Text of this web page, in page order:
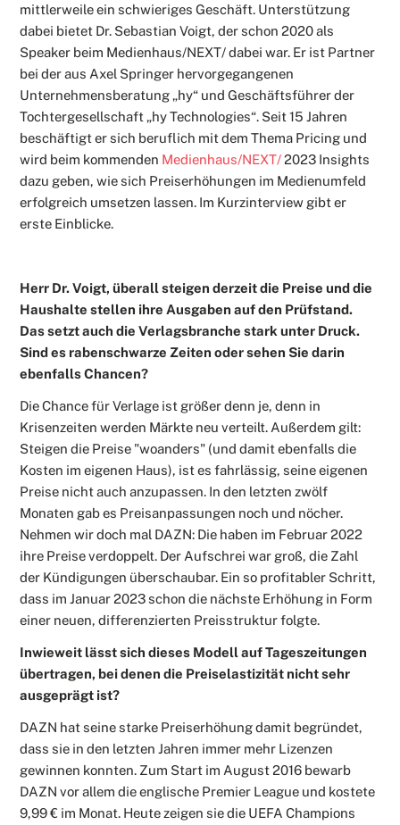
mittlerweile ein schwieriges Geschäft. Unterstützung
dabei bietet Dr. Sebastian Voigt, der schon 2020 als
Speaker beim Medienhaus/NEXT/ dabei war. Er ist Partner
bei der aus Axel Springer hervorgegangenen
Unternehmensberatung „hy“ und Geschäftsführer der
Tochtergesellschaft „hy Technologies“. Seit 15 Jahren
beschäftigt er sich beruflich mit dem Thema Pricing und
wird beim kommenden Medienhaus/NEXT/2023 Insights
dazu geben, wie sich Preiserhöhungen im Medienumfeld
erfolgreich umsetzen lassen. Im Kurzinterview gibt er
erste Einblicke.
Herr Dr. Voigt, überall steigen derzeit die Preise und die
Haushalte stellen ihre Ausgaben auf den Prüfstand.
Das setzt auch die Verlagsbranche stark unter Druck.
Sind es rabenschwarze Zeiten oder sehen Sie darin
ebenfalls Chancen?
Die Chance für Verlage ist größer denn je, denn in
Krisenzeiten werden Märkte neu verteilt. Außerdem gilt:
Steigen die Preise "woanders" (und damit ebenfalls die
Kosten im eigenen Haus), ist es fahrlässig, seine eigenen
Preise nicht auch anzupassen. In den letzten zwölf
Monaten gab es Preisanpassungen noch und nöcher.
Nehmen wir doch mal DAZN: Die haben im Februar 2022
ihre Preise verdoppelt. Der Aufschrei war groß, die Zahl
der Kündigungen überschaubar. Ein so profitabler Schritt,
dass im Januar 2023 schon die nächste Erhöhung in Form
einer neuen, differenzierten Preisstruktur folgte.
Inwieweit lässt sich dieses Modell auf Tageszeitungen
übertragen, bei denen die Preiselastizität nicht sehr
ausgeprägt ist?
DAZN hat seine starke Preiserhöhung damit begründet,
dass sie in den letzten Jahren immer mehr Lizenzen
gewinnen konnten. Zum Start im August 2016 bewarb
DAZN vor allem die englische Premier League und kostete
9,99 € im Monat. Heute zeigen sie die UEFA Champions